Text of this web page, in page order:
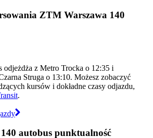
ZTM Warszawa 140
odjeżdża z Metro Trocka o 12:35 i
Struga o 13:10. Możesz zobaczyć
kursów i dokładne czasy odjazdu,
.
autobus punktualność